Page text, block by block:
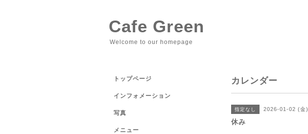
Cafe Green
Welcome to our homepage
カレンダー
指定なし 2026-01-02 (金)
休み
トップページ
インフォメーション
写真
メニュー